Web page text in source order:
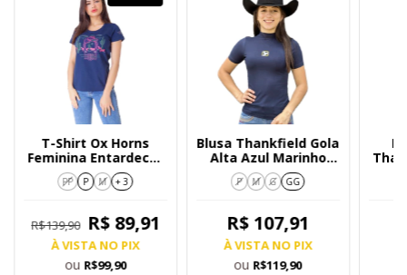
T-Shirt Ox Horns
Feminina Entardecer
6295
PP P M + 3
R$139,90 R$ 89,91
À VISTA NO PIX
ou R$99,90
Blusa Thankfield Gola
Alta Azul Marinho
01186
P M G GG
R$ 107,91
À VISTA NO PIX
ou R$119,90